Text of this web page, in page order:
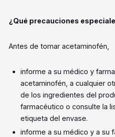
¿Qué precauciones
Antes de tomar acetaminofén,
informe a su médico y
acetaminofén, a cualquier
de los ingredientes del
farmacéutico o consulte la
etiqueta del envase.
informe a su médico y a su